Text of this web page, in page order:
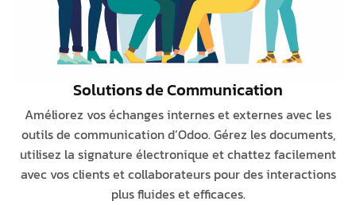
Solutions de Communication
Améliorez vos échanges internes et externes avec les
outils de communication d’Odoo. Gérez les documents,
utilisez la signature électronique et chattez facilement
avec vos clients et collaborateurs pour des interactions
plus fluides et efficaces.